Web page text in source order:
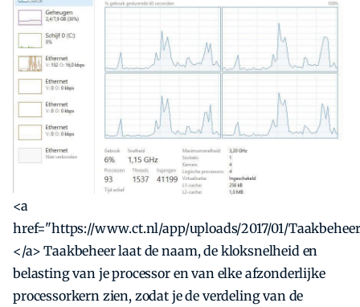
<a
href="https://www.ct.nl/app/uploads/2017/01/
</a> Taakbeheer laat de naam, de kloksnelheid en
belasting van je processor en van elke afzonderlijke
processorkern zien, zodat je de verdeling van de